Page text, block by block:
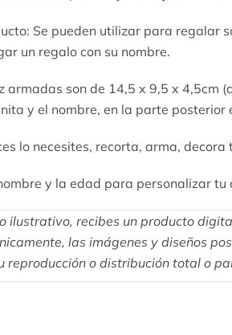
Se pueden utilizar para regalar
un regalo con su nombre.
armadas son de 14,5 x 9,5 x
y el nombre, en la parte posterior
lo necesites, recorta, arma,
y la edad para personalizar
ilustrativo, recibes un producto
las imágenes y diseños
reproducción o distribución total o